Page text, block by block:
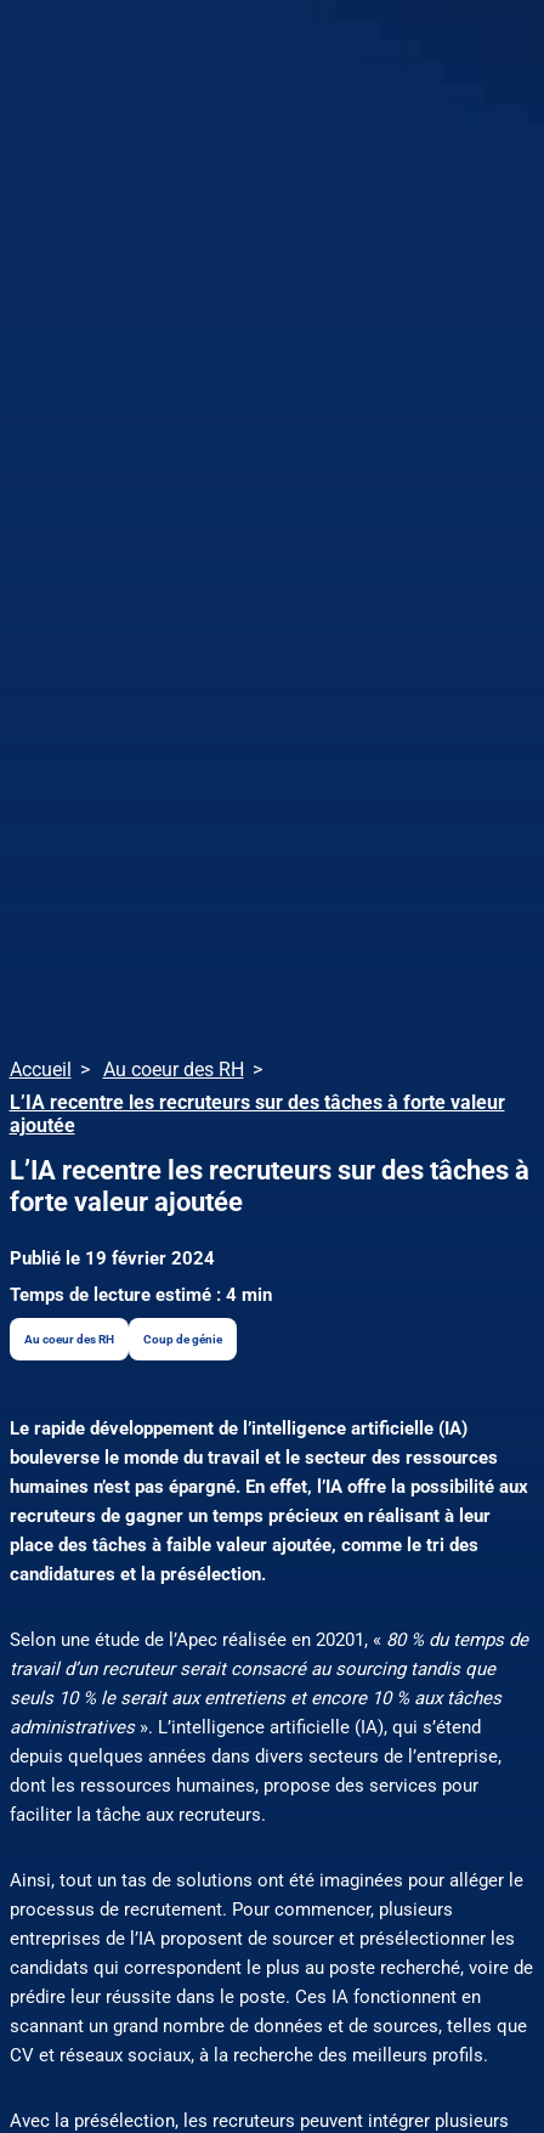
Accueil
Au coeur des RH
L’IA recentre les recruteurs sur des tâches à forte valeur
ajoutée
L’IA recentre les recruteurs sur des tâches à
forte valeur ajoutée
Publié le 19 février 2024
Temps de lecture estimé : 4 min
Au coeur des RH Coup de génie
Le rapide développement de l’intelligence artificielle (IA)
bouleverse le monde du travail et le secteur des ressources
humaines n’est pas épargné. En effet, l’IA offre la possibilité aux
recruteurs de gagner un temps précieux en réalisant à leur
place des tâches à faible valeur ajoutée, comme le tri des
candidatures et la présélection.
Selon une étude de l’Apec réalisée en 20201, « 80 % du temps de
travail d’un recruteur serait consacré au sourcing tandis que
seuls 10 % le serait aux entretiens et encore 10 % aux tâches
administratives». L’intelligence artificielle (IA), qui s’étend
depuis quelques années dans divers secteurs de l’entreprise,
dont les ressources humaines, propose des services pour
faciliter la tâche aux recruteurs.
Ainsi, tout un tas de solutions ont été imaginées pour alléger le
processus de recrutement. Pour commencer, plusieurs
entreprises de l’IA proposent de sourcer et présélectionner les
candidats qui correspondent le plus au poste recherché, voire de
prédire leur réussite dans le poste. Ces IA fonctionnent en
scannant un grand nombre de données et de sources, telles que
CV et réseaux sociaux, à la recherche des meilleurs profils.
Avec la présélection, les recruteurs peuvent intégrer plusieurs